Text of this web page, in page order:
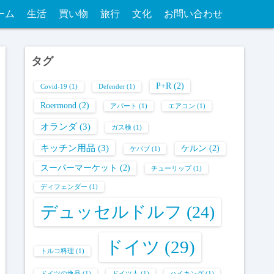
ム 生活 買い物 旅行 文化 お問い合わせ
タグ
Covid-19 (1) Defender (1) P+R(2)
Roermond (2) アパート (1) エアコン (1)
オランダ(3) ガス検 (1)
キッチン用品 (3) ケバブ (1) ケルン (2)
スーパーマーケット (2) チューリップ(1)
ディフェンダー (1)
デュッセルドルフ (24)
トルコ料理 (1) ドイツ (29)